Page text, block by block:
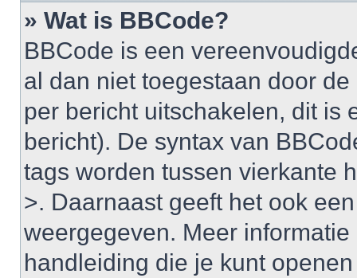
» Wat is BBCode?
BBCode is een
al dan niet toegestaan door
per bericht uitschakelen, dit is
bericht). De syntax van
tags worden tussen vierkante
>. Daarnaast geeft het ook
weergegeven. Meer
handleiding die je kunt